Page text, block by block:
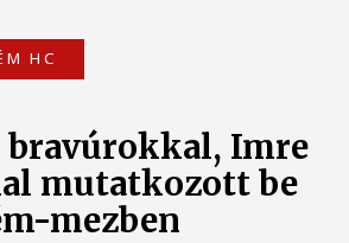
HC
bravúrokkal, Imre
mutatkozott be
mezben